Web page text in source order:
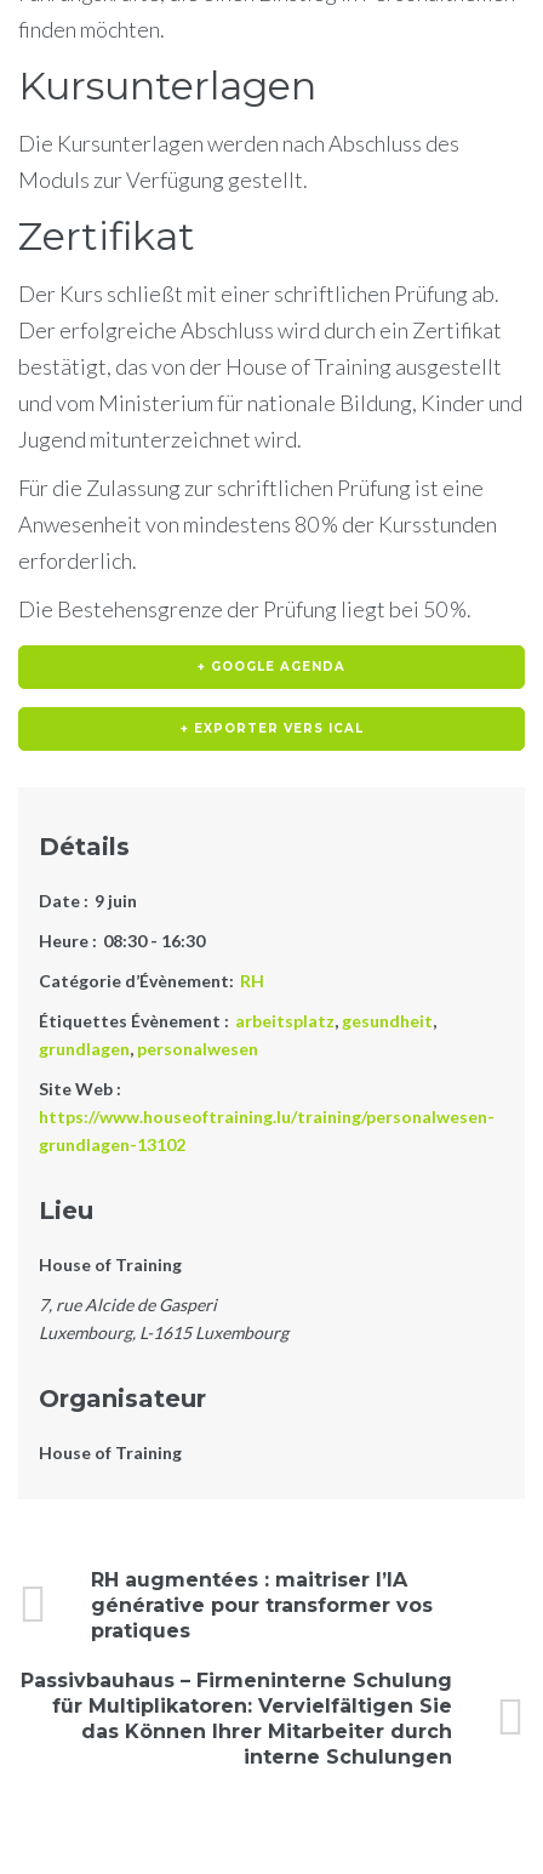
finden möchten.
Kursunterlagen
Die Kursunterlagen werden nach Abschluss des
Moduls zur Verfügung gestellt.
Zertifikat
Der Kurs schließt mit einer schriftlichen Prüfung ab.
Der erfolgreiche Abschluss wird durch ein Zertifikat
bestätigt, das von der House of Training ausgestellt
und vom Ministerium für nationale Bildung, Kinder und
Jugend mitunterzeichnet wird.
Für die Zulassung zur schriftlichen Prüfung ist eine
Anwesenheit von mindestens 80 % der Kursstunden
erforderlich.
Die Bestehensgrenze der Prüfung liegt bei 50 %.
+ GOOGLE AGENDA
+ EXPORTER VERS ICAL
Détails
Date : 9 juin
Heure : 08:30 - 16:30
Catégorie d’Évènement: RH
Étiquettes Évènement : arbeitsplatz, gesundheit,
grundlagen, personalwesen
Site Web :
https://www.houseoftraining.lu/training/personalwesen-
grundlagen-13102
Lieu
House of Training
7, rue Alcide de Gasperi
Luxembourg, L-1615 Luxembourg
Organisateur
House of Training
Évènement
Navigation
RH augmentées : maitriser l’IA
générative pour transformer vos
pratiques
Passivbauhaus – Firmeninterne Schulung
für Multiplikatoren: Vervielfältigen Sie
das Können Ihrer Mitarbeiter durch
interne Schulungen